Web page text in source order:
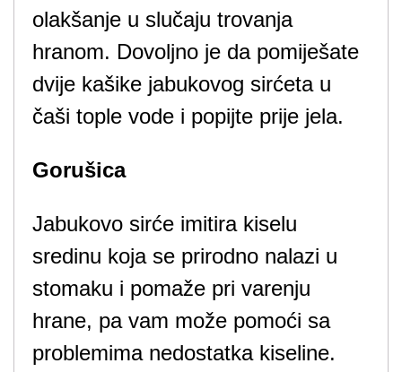
olakšanje u slučaju trovanja
hranom. Dovoljno je da pomiješate
dvije kašike jabukovog sirćeta u
čaši tople vode i popijte prije jela.
Gorušica
Jabukovo sirće imitira kiselu
sredinu koja se prirodno nalazi u
stomaku i pomaže pri varenju
hrane, pa vam može pomoći sa
problemima nedostatka kiseline.